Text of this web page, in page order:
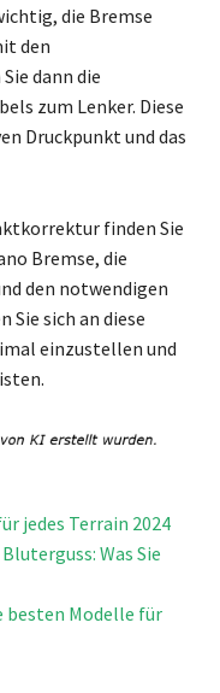
die Bremse
den
dann die
zum Lenker. Diese
Druckpunkt und das
finden Sie
Bremse, die
den notwendigen
sich an diese
einzustellen und
jedes Terrain 2024
Was Sie
besten Modelle für